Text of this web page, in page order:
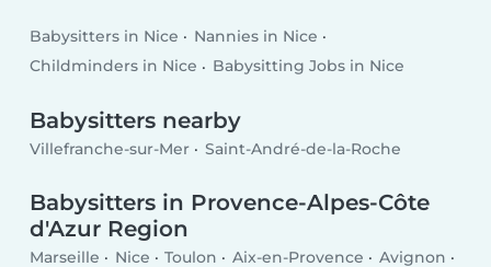
Babysitters in Nice
Nannies in Nice
Childminders in Nice
Babysitting Jobs in Nice
Babysitters nearby
Villefranche-sur-Mer Saint-André-de-la-Roche
Babysitters in Provence-Alpes-Côte
d'Azur Region
Marseille Nice Toulon Aix-en-Provence
Avignon